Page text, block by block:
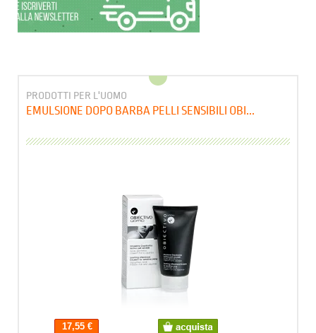
PRODOTTI PER L'UOMO
EMULSIONE DOPO BARBA PELLI SENSIBILI OBI...
17,55 €